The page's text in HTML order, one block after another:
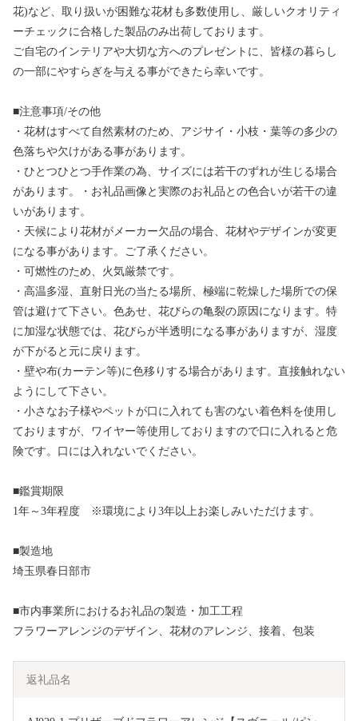
花)など、取り扱いが困難な花材も多数使用し、厳しいクオリティ
ーチェックに合格した製品のみ出荷しております。
ご自宅のインテリアや大切な方へのプレゼントに、皆様の暮らし
の一部にやすらぎを与える事ができたら幸いです。
■注意事項/その他
・花材はすべて自然素材のため、アジサイ・小枝・葉等の多少の
色落ちや欠けがある事があります。
・ひとつひとつ手作業の為、サイズには若干のずれが生じる場合
があります。・お礼品画像と実際のお礼品との色合いが若干の違
いがあります。
・天候により花材がメーカー欠品の場合、花材やデザインが変更
になる事があります。ご了承ください。
・可燃性のため、火気厳禁です。
・高温多湿、直射日光の当たる場所、極端に乾燥した場所での保
管は避けて下さい。色あせ、花びらの亀裂の原因になります。特
に加湿な状態では、花びらが半透明になる事がありますが、湿度
が下がると元に戻ります。
・壁や布(カーテン等)に色移りする場合があります。直接触れない
ようにして下さい。
・小さなお子様やペットが口に入れても害のない着色料を使用し
ておりますが、ワイヤー等使用しておりますので口に入れると危
険です。口には入れないでください。
■鑑賞期限
1年～3年程度 ※環境により3年以上お楽しみいただけます。
■製造地
埼玉県春日部市
■市内事業所におけるお礼品の製造・加工工程
フラワーアレンジのデザイン、花材のアレンジ、接着、包装
返礼品名